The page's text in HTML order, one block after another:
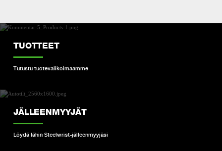
TUOTTEET
Tutustu tuotevalikoimaamme
JÄLLEENMYYJÄT
Löydä lähin Steelwrist-jälleenmyyjäsi